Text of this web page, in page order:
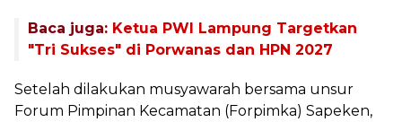
Baca juga: Ketua PWI Lampung Targetkan
"Tri Sukses" di Porwanas dan HPN 2027
Setelah dilakukan musyawarah bersama unsur
Forum Pimpinan Kecamatan (Forpimka) Sapeken,